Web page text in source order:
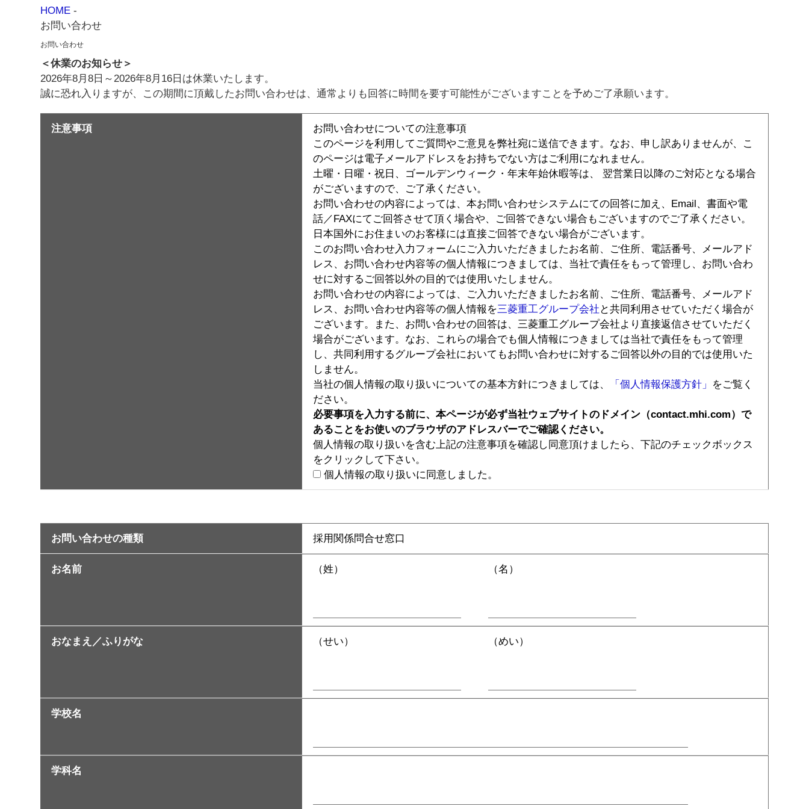
HOME -
お問い合わせ
お問い合わせ
＜休業のお知らせ＞
2026年8月8日～2026年8月16日は休業いたします。
誠に恐れ入りますが、この期間に頂戴したお問い合わせは、通常よりも回答に時間を要す可能性がございますことを予めご了承願います。
注意事項
お問い合わせについての注意事項
このページを利用してご質問やご意見を弊社宛に送信できます。なお、申し訳ありませんが、こ
のページは電子メールアドレスをお持ちでない方はご利用になれません。
土曜・日曜・祝日、ゴールデンウィーク・年末年始休暇等は、 翌営業日以降のご対応となる場合
がございますので、ご了承ください。
お問い合わせの内容によっては、本お問い合わせシステムにての回答に加え、Email、書面や電
話／FAXにてご回答させて頂く場合や、ご回答できない場合もございますのでご了承ください。
日本国外にお住まいのお客様には直接ご回答できない場合がございます。
このお問い合わせ入力フォームにご入力いただきましたお名前、ご住所、電話番号、メールアド
レス、お問い合わせ内容等の個人情報につきましては、当社で責任をもって管理し、お問い合わ
せに対するご回答以外の目的では使用いたしません。
お問い合わせの内容によっては、ご入力いただきましたお名前、ご住所、電話番号、メールアド
レス、お問い合わせ内容等の個人情報を三菱重工グループ会社 と共同利用させていただく場合が
ございます。また、お問い合わせの回答は、三菱重工グループ会社より直接返信させていただく
場合がございます。なお、これらの場合でも個人情報につきましては当社で責任をもって管理
し、共同利用するグループ会社においてもお問い合わせに対するご回答以外の目的では使用いた
しません。
当社の個人情報の取り扱いについての基本方針につきましては、
「個人情報保護方針」
をご覧く
ださい。
必要事項を入力する前に、本ページが必ず当社ウェブサイトのドメイン（contact.mhi.com）で
あることをお使いのブラウザのアドレスバーでご確認ください。
個人情報の取り扱いを含む上記の注意事項を確認し同意頂けましたら、下記のチェックボックス
をクリックして下さい。
個人情報の取り扱いに同意しました。
お問い合わせの種類 採用関係問合せ窓口
お名前 （姓） （名）
おなまえ／ふりがな （せい） （めい）
学校名
学科名